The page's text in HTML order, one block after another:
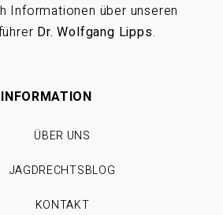
Informationen über unseren
Dr. Wolfgang Lipps.
INFORMATION
ÜBER UNS
JAGDRECHTSBLOG
KONTAKT